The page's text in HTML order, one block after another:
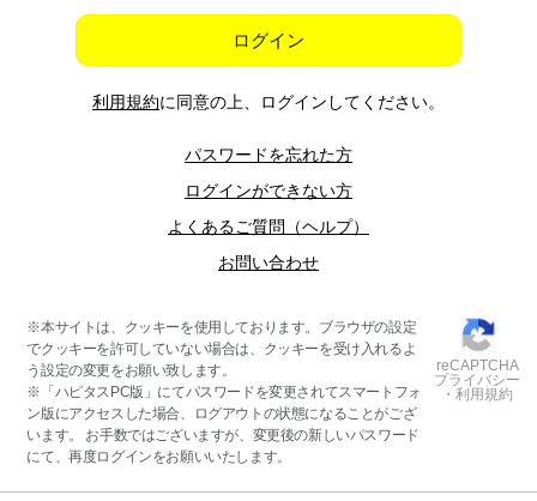
ログイン
利用規約に同意の上、ログインしてください。
パスワードを忘れた方
ログインができない方
よくあるご質問（ヘルプ）
お問い合わせ
※本サイトは、クッキーを使用しております。ブラウザの設定
でクッキーを許可していない場合は、クッキーを受け入れるよ
う設定の変更をお願い致します。
※「ハピタスPC版」にてパスワードを変更されてスマートフォ
ン版にアクセスした場合、ログアウトの状態になることがござ
います。 お手数ではございますが、変更後の新しいパスワード
にて、再度ログインをお願いいたします。
reCAPTCHA
プライバシー
・利用規約